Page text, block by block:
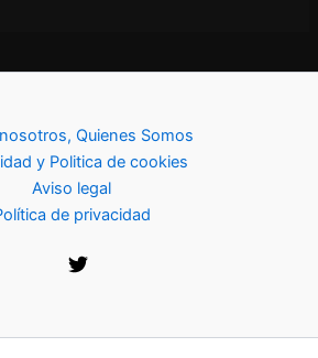
Quienes Somos
y Politica de cookies
Aviso legal
de privacidad